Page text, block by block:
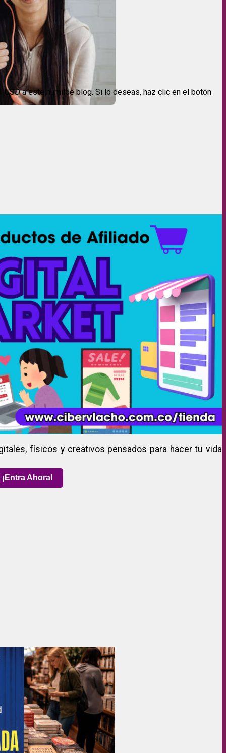
USD a este humilde blog. Si lo deseas, haz clic en el botón
físicos y creativos pensados para hacer tu vida
¡Entra Ahora!